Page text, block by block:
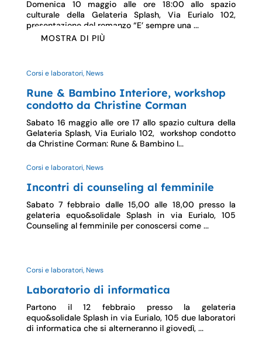
Domenica 10 maggio alle ore 18:00 allo spazio
culturale della Gelateria Splash, Via Eurialo 102,
presentazione del romanzo “E’ sempre una ...
MOSTRA DI PIÙ
Corsi e laboratori, News
Rune & Bambino Interiore, workshop
condotto da Christine Corman
Sabato 16 maggio alle ore 17 allo spazio cultura della
Gelateria Splash, Via Eurialo 102, workshop condotto
da Christine Corman: Rune & Bambino I...
Corsi e laboratori, News
Incontri di counseling al femminile
Sabato 7 febbraio dalle 15,00 alle 18,00 presso la
gelateria equo&solidale Splash in via Eurialo, 105
Counseling al femminile per conoscersi come ...
Corsi e laboratori, News
Laboratorio di informatica
Partono il 12 febbraio presso la gelateria
equo&solidale Splash in via Eurialo, 105 due laboratori
di informatica che si alterneranno il giovedì, ...